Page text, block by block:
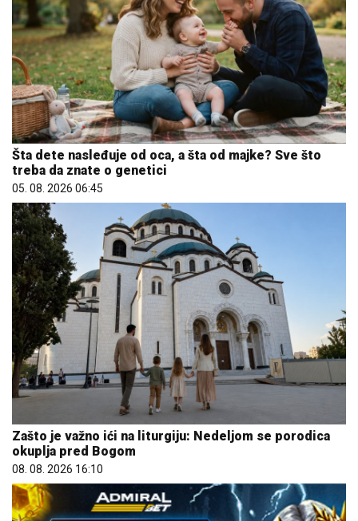
Šta dete nasleđuje od oca, a šta od majke? Sve što
treba da znate o genetici
05. 08. 2026 06:45
Zašto je važno ići na liturgiju: Nedeljom se porodica
okuplja pred Bogom
08. 08. 2026 16:10